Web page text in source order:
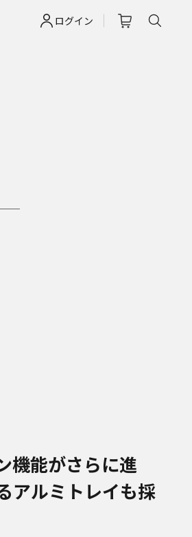
ログイン
機能がさらに進
アルミトレイも採